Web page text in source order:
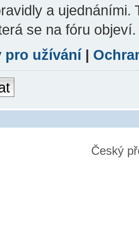
a ujednáními.
se na fóru objeví.
pro užívání |
Český